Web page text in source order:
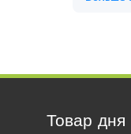
Товар дня